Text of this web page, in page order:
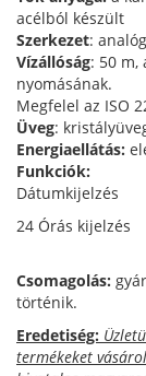
acélból készült
Szerkezet: analóg
Vízállóság: 50 m,
nyomásának.
Megfelel az ISO
Üveg:
Energiaellátás:
Funkciók:
Dátumkijelzés
24 Órás kijelzés
Csomagolás:
történik.
Eredetiség:
termékeket